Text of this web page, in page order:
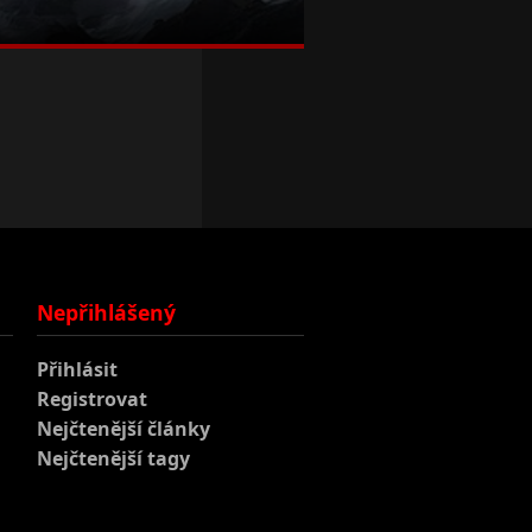
Nepřihlášený
Přihlásit
Registrovat
Nejčtenější články
Nejčtenější tagy